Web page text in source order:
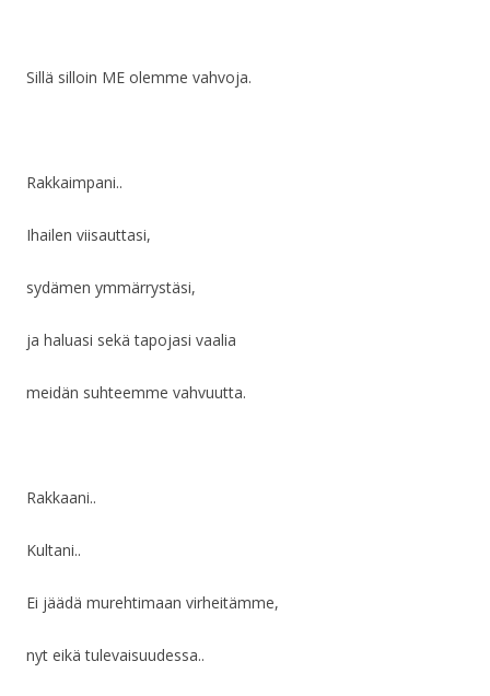
Sillä silloin ME olemme vahvoja.
Rakkaimpani..
Ihailen viisauttasi,
sydämen ymmärrystäsi,
ja haluasi sekä tapojasi vaalia
meidän suhteemme vahvuutta.
Rakkaani..
Kultani..
Ei jäädä murehtimaan virheitämme,
nyt eikä tulevaisuudessa..